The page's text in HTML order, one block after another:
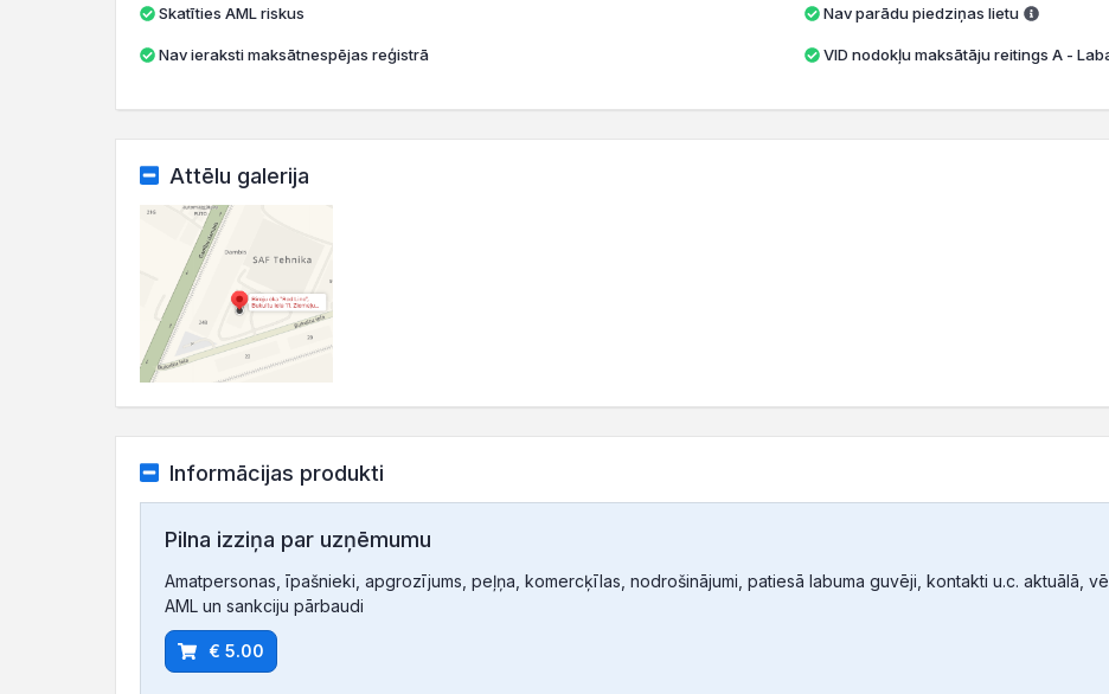
Skatīties AML riskus
Nav ieraksti maksātnespējas reģistrā
Nav parādu piedziņas lietu
VID nodokļu maksātāju reitings A -
Attēlu galerija
Informācijas produkti
Pilna izziņa par uzņēmumu
Amatpersonas, īpašnieki, apgrozījums, peļņa, komercķīlas, nodrošinājumi, patiesā labuma guvēji, kontakti u.c. aktuālā,
AML un sankciju pārbaudi
€ 5.00